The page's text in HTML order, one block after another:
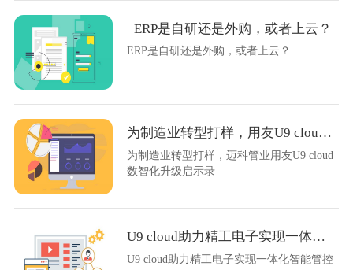
ERP是自研还是外购，或者上云？
ERP是自研还是外购，或者上云？
为制造业转型打样，用友U9 cloud数智化升级启示录
为制造业转型打样，迈科管业用友U9 cloud
数智化升级启示录
U9 cloud助力精工电子实现一体化智能管控
U9 cloud助力精工电子实现一体化智能管控